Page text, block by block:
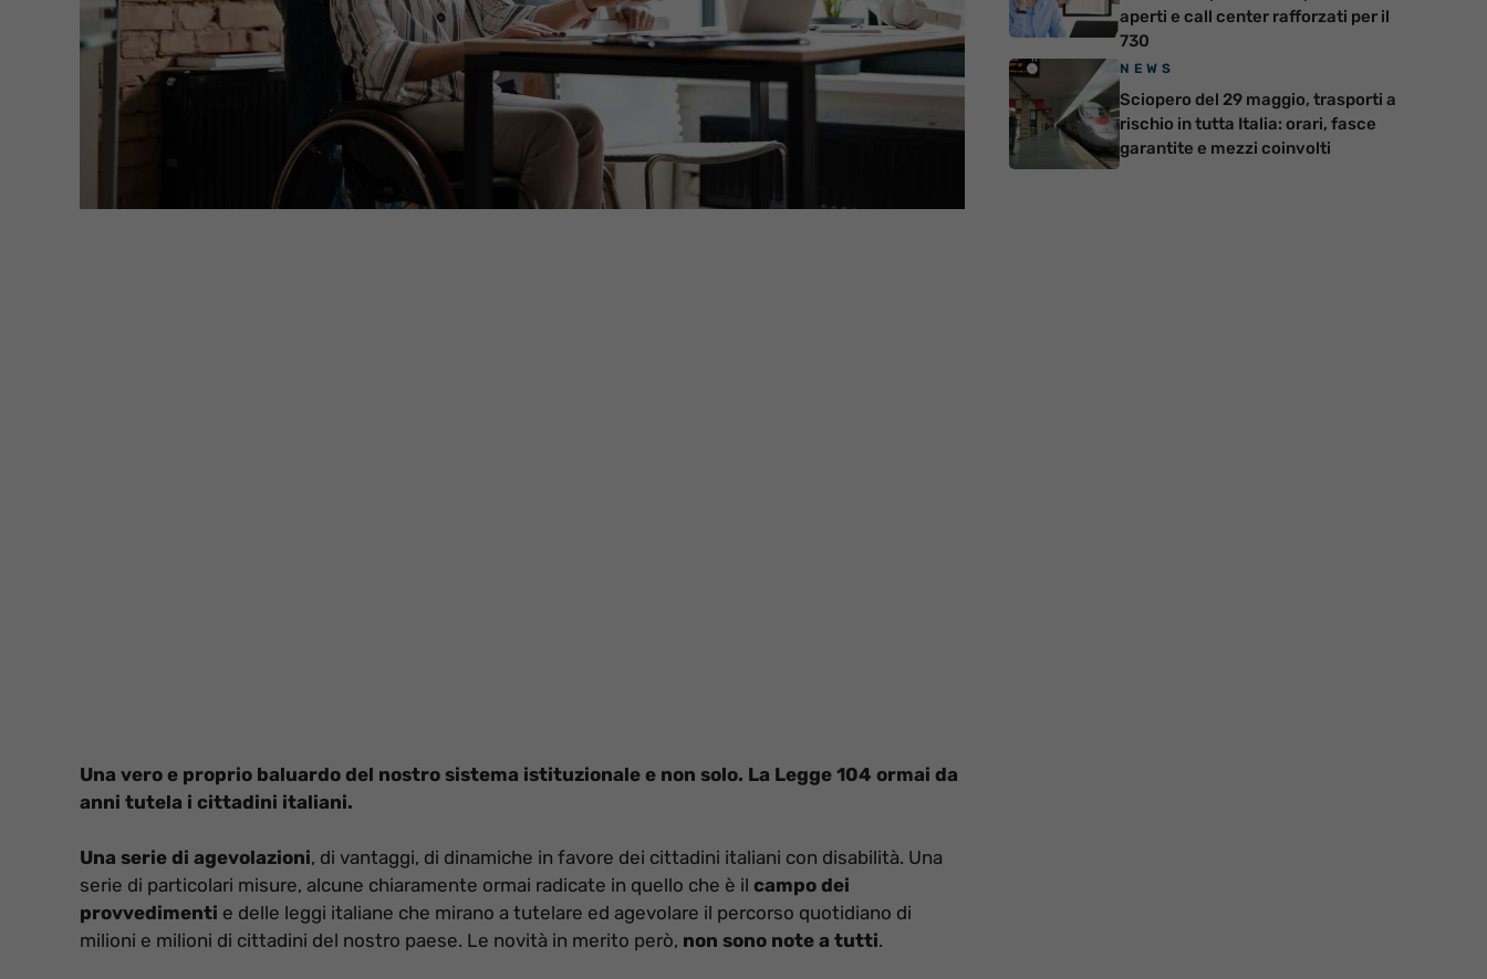
Una vero e proprio baluardo del nostro sistema istituzionale e non solo. La Legge 104 ormai da
anni tutela i cittadini italiani.
Una serie di agevolazioni, di vantaggi, di dinamiche in favore dei cittadini italiani con disabilità. Una
serie di particolari misure, alcune chiaramente ormai radicate in quello che è il campo dei
provvedimenti e delle leggi italiane che mirano a tutelare ed agevolare il percorso quotidiano di
milioni e milioni di cittadini del nostro paese. Le novità in merito però, non sono note a tutti.
aperti e call center rafforzati per il
730
NEWS
Sciopero del 29 maggio, trasporti a
rischio in tutta Italia: orari, fasce
garantite e mezzi coinvolti